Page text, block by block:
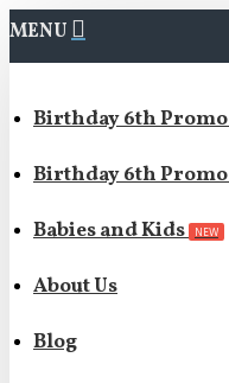
MENU
Birthday 6th Promo
Birthday 6th Promo
Babies and Kids NEW
About Us
Blog